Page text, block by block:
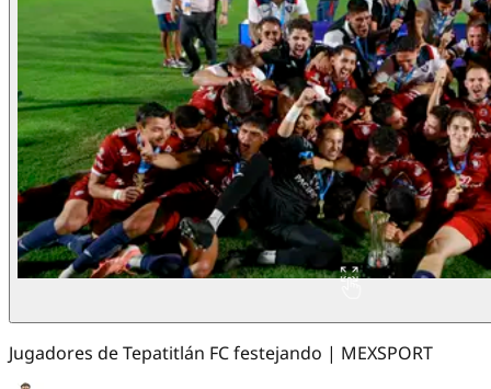
Jugadores de Tepatitlán FC festejando | MEXSPORT